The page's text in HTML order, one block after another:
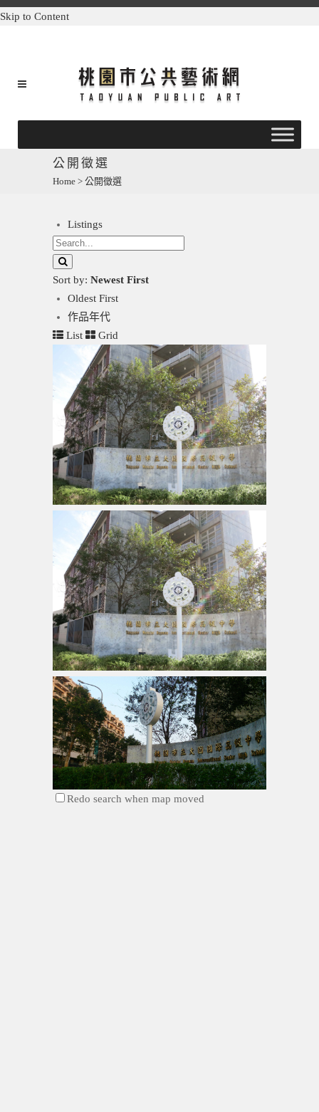
Skip to Content
公開徵選
Home > 公開徵選
Listings
Sort by: Newest First
Oldest First
作品年代
List
Grid
Redo search when map moved